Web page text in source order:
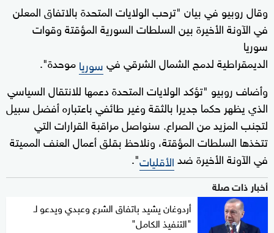
وقال روبيو في بيان "ترحب الولايات المتحدة بالاتفاق المعلن
في الآونة الأخيرة بين السلطات السورية المؤقتة وقوات
سوريا
الديمقراطية لدمج الشمال الشرقي فيسورياموحدة".
وأضاف روبيو "تؤكد الولايات المتحدة دعمها للانتقال السياسي
الذي يظهر حكما جديرا بالثقة وغير طائفي باعتباره أفضل سبيل
لتجنب المزيد من الصراع. سنواصل مراقبة القرارات التي
تتخذها السلطات المؤقتة، ونلاحظ بقلق أعمال العنف المميتة
في الآونة الأخيرة ضدالأقليات".
أخبار ذات صلة
أردوغان يشيد باتفاق الشرع وعبدي ويدعو لـ
"التنفيذ الكامل"